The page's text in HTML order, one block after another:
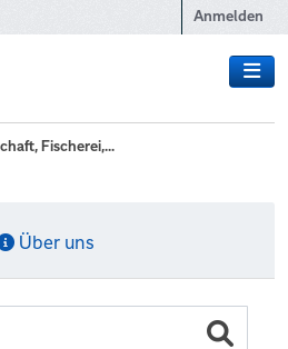
Anmelden
Fischerei,...
Über uns